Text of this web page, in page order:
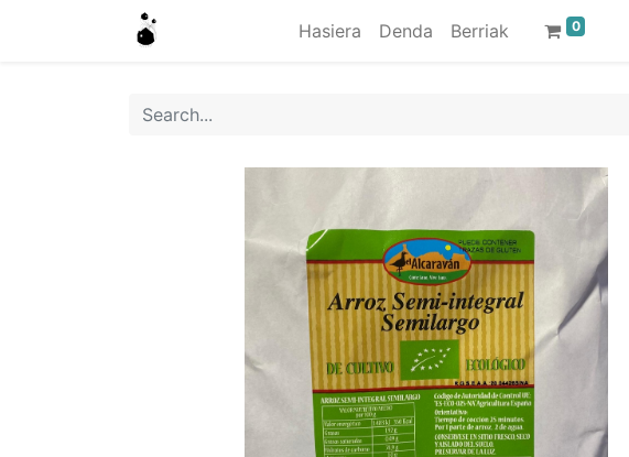
Hasiera Denda Berriak 0